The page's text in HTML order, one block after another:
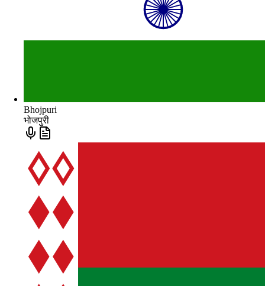
Bhojpuri
भोजपुरी